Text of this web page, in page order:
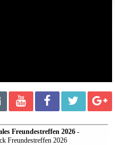
Freundestreffen 2026-
Freundestreffen 2026